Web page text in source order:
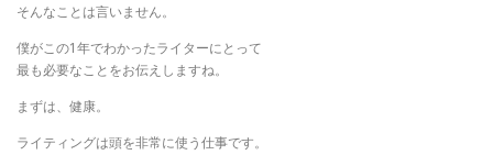
そんなことは言いません。
僕がこの1年でわかったライターにとって
最も必要なことをお伝えしますね。
まずは、健康。
ライティングは頭を非常に使う仕事です。